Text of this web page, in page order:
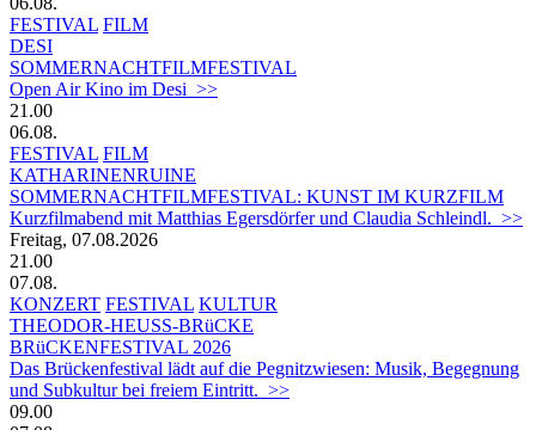
FESTIVAL FILM
DESI
SOMMERNACHTFILMFESTIVAL
Open Air Kino im Desi >>
21.00
06.08.
FESTIVAL FILM
KATHARINENRUINE
SOMMERNACHTFILMFESTIVAL: KUNST IM KURZFILM
Kurzfilmabend mit Matthias Egersdörfer und Claudia Schleindl. >>
Freitag, 07.08.2026
21.00
07.08.
KONZERT FESTIVAL KULTUR
THEODOR-HEUSS-BRüCKE
BRüCKENFESTIVAL 2026
Das Brückenfestival lädt auf die Pegnitzwiesen: Musik, Begegnung
und Subkultur bei freiem Eintritt. >>
09.00